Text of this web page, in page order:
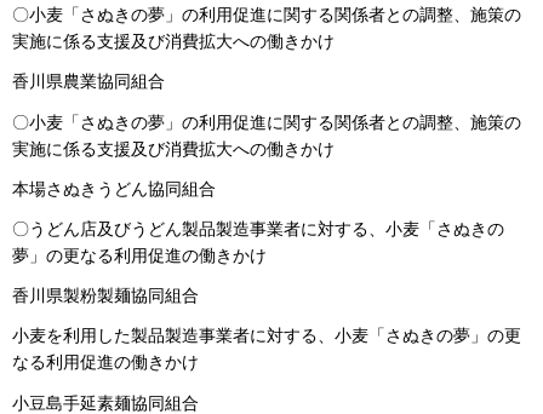
〇小麦「さぬきの夢」の利用促進に関する関係者との調整、施策の
実施に係る支援及び消費拡大への働きかけ
香川県農業協同組合
〇小麦「さぬきの夢」の利用促進に関する関係者との調整、施策の
実施に係る支援及び消費拡大への働きかけ
本場さぬきうどん協同組合
〇うどん店及びうどん製品製造事業者に対する、小麦「さぬきの
夢」の更なる利用促進の働きかけ
香川県製粉製麺協同組合
小麦を利用した製品製造事業者に対する、小麦「さぬきの夢」の更
なる利用促進の働きかけ
小豆島手延素麺協同組合